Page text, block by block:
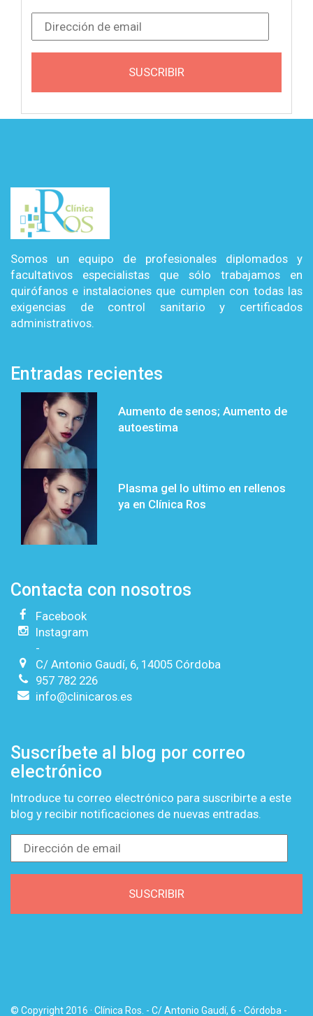
Dirección de email
SUSCRIBIR
Somos un equipo de profesionales diplomados y
facultativos especialistas que sólo trabajamos en
quirófanos e instalaciones que cumplen con todas las
exigencias de control sanitario y certificados
administrativos.
Entradas recientes
Aumento de senos; Aumento de
autoestima
Plasma gel lo ultimo en rellenos
ya en Clínica Ros
Contacta con nosotros
Facebook
Instagram
-
C/ Antonio Gaudí, 6, 14005 Córdoba
957 782 226
info@clinicaros.es
Suscríbete al blog por correo
electrónico
Introduce tu correo electrónico para suscribirte a este
blog y recibir notificaciones de nuevas entradas.
Dirección
email
SUSCRIBIR
© Copyright 2016 · Clínica Ros. - C/ Antonio Gaudí, 6 - Córdoba -